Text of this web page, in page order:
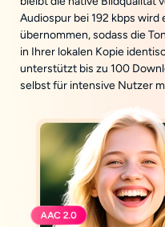
Audiospur bei 192 kbps
übernommen, sodass die
in Ihrer lokalen Kopie
unterstützt bis zu 100
selbst für intensive Nutzer